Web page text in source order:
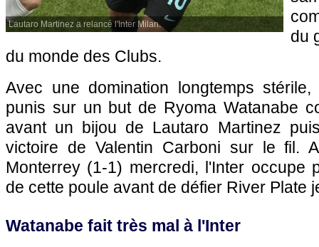
Lautaro Martinez a relancé l'Inter Milan.
du
du monde des Clubs.
Avec une domination longtemps
punis sur un but de Ryoma Watanabe
avant un bijou de Lautaro Martinez
victoire de Valentin Carboni sur le fil.
Monterrey (1-1) mercredi, l'Inter occupe
de cette poule avant de défier River Plate
Watanabe fait très mal à l'Inter